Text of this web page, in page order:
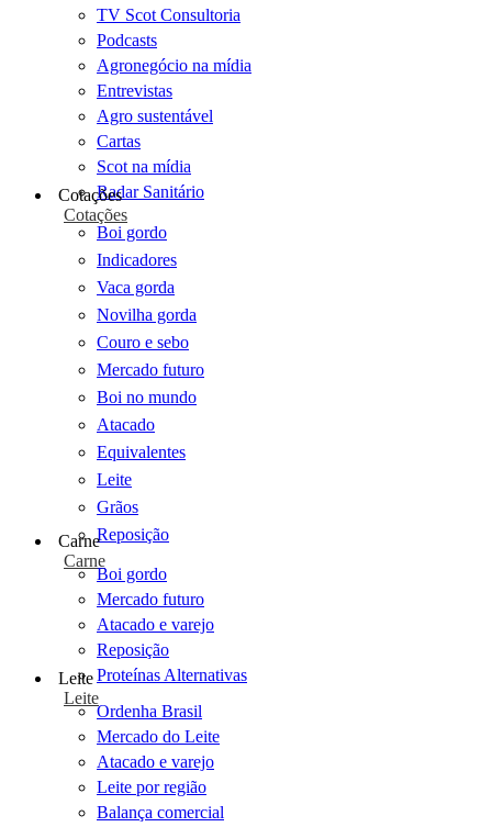
TV Scot Consultoria
Podcasts
Agronegócio na mídia
Entrevistas
Agro sustentável
Cartas
Scot na mídia
Radar Sanitário
Cotações
Cotações
Boi gordo
Indicadores
Vaca gorda
Novilha gorda
Couro e sebo
Mercado futuro
Boi no mundo
Atacado
Equivalentes
Leite
Grãos
Reposição
Carne
Carne
Boi gordo
Mercado futuro
Atacado e varejo
Reposição
Proteínas Alternativas
Leite
Leite
Ordenha Brasil
Mercado do Leite
Atacado e varejo
Leite por região
Balança comercial